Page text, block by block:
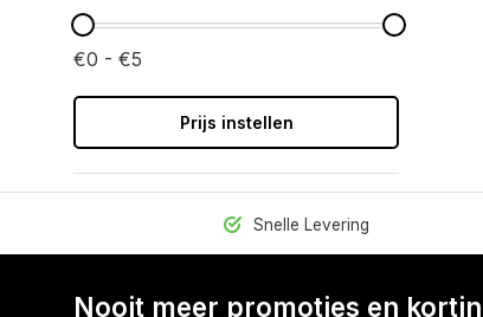
€0 - €5
Prijs instellen
Snelle Levering
Nooit meer promoties en